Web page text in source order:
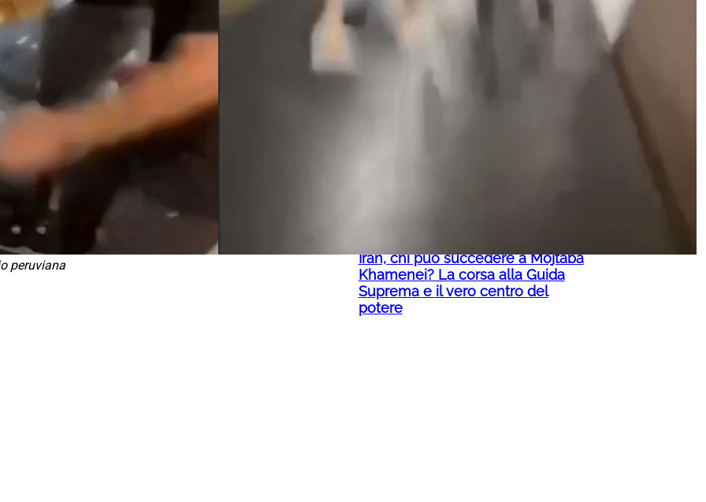
peruviana
Iran, chi può succedere a Mojtaba
Khamenei? La corsa alla Guida
Suprema e il vero centro del
potere